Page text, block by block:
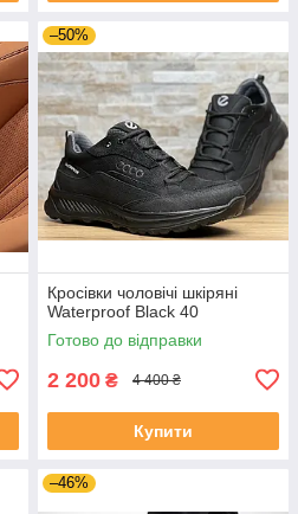
–50%
Кросівки чоловічі шкіряні
Waterproof Black 40
Готово до відправки
2 200 ₴ 4 400 ₴
Купити
–46%